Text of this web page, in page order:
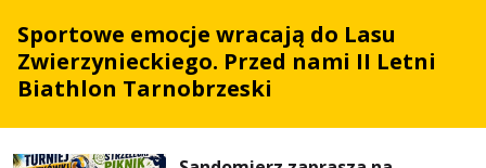
Sportowe emocje wracają do Lasu
Zwierzynieckiego. Przed nami II Letni
Biathlon Tarnobrzeski